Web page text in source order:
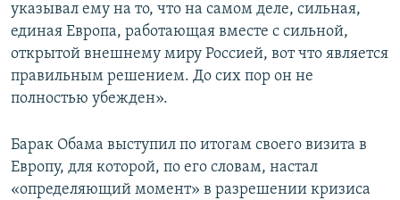
указывал ему на то, что на самом деле, сильная,
единая Европа, работающая вместе с сильной,
открытой внешнему миру Россией, вот что является
правильным решением. До сих пор он не
полностью убежден».
Барак Обама выступил по итогам своего визита в
Европу, для которой, по его словам, настал
«определяющий момент» в разрешении кризиса